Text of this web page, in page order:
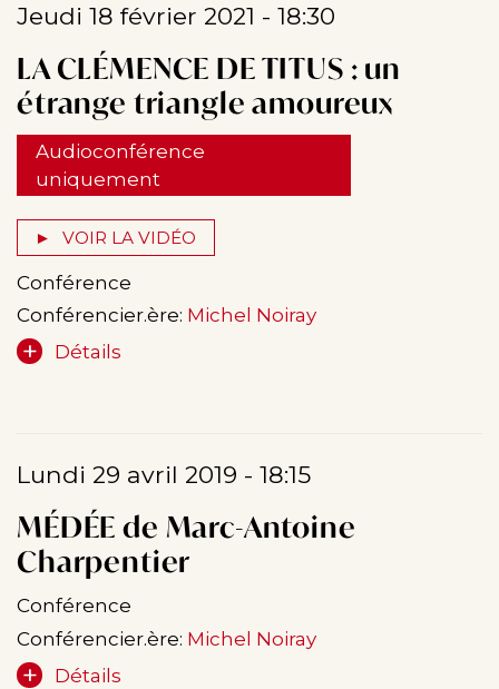
Jeudi 18 février 2021 - 18:30
LA CLÉMENCE DE TITUS : un
étrange triangle amoureux
Audioconférence
uniquement
VOIR LA VIDÉO
Conférence
Conférencier.ère: Michel Noiray
Détails
Lundi 29 avril 2019 - 18:15
MÉDÉE de Marc-Antoine
Charpentier
Conférence
Conférencier.ère: Michel Noiray
Détails